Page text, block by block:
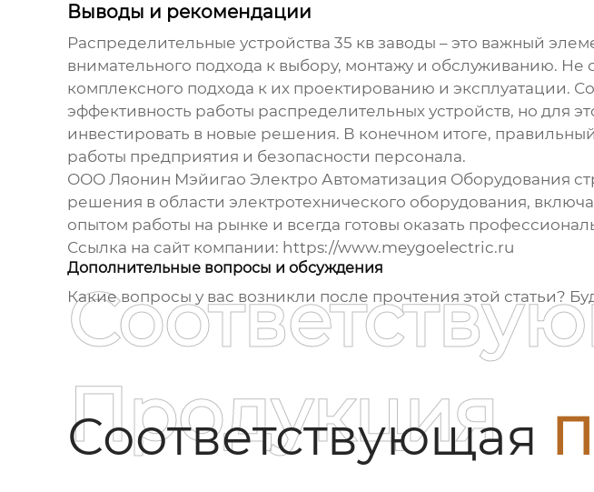
Выводы и рекомендации
Распределительные устройства 35 кв заводы – это важный
внимательного подхода к выбору, монтажу и обслуживанию. Не
комплексного подхода к их проектированию и эксплуатации.
эффективность работы распределительных устройств, но для
инвестировать в новые решения. В конечном итоге,
работы предприятия и безопасности персонала.
ООО Ляонин Мэйигао Электро Автоматизация Оборудования
решения в области электротехнического оборудования,
опытом работы на рынке и всегда готовы оказать
Ссылка на сайт компании: https://www.meygoelectric.ru
Дополнительные вопросы и обсуждения
Какие вопросы у вас возникли после прочтения этой статьи?
Соответствующая
Продукция